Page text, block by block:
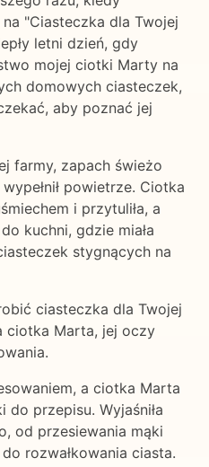
"Ciasteczka dla Twojej
letni dzień, gdy
mojej ciotki Marty na
domowych ciasteczek,
aby poznać jej
farmy, zapach świeżo
powietrze. Ciotka
i przytuliła, a
kuchni, gdzie miała
stygnących na
ciasteczka dla Twojej
ciotka Marta, jej oczy
a ciotka Marta
do przepisu. Wyjaśniła
od przesiewania mąki
rozwałkowania ciasta.